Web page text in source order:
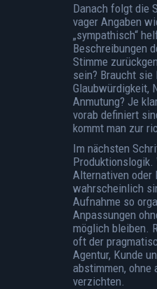
Danach folgt die
vager Angaben
„sympathisch“
Beschreibungen
Stimme
sein? Braucht sie
Glaubwürdigkeit,
Anmutung? Je
vorab definiert
kommt man zur
Im nächsten
Produktionslogik.
Alternativen oder
wahrscheinlich
Aufnahme so
Anpassungen
möglich bleiben.
oft der
Agentur, Kunde
abstimmen, ohne
verzichten.